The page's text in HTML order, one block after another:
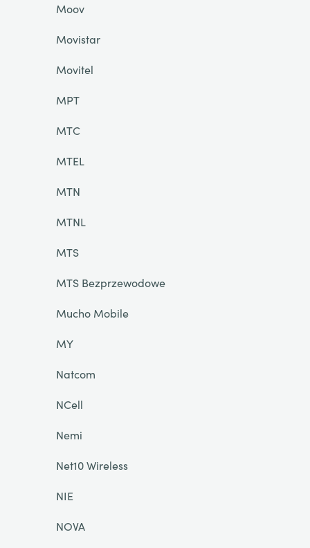
Moov
Movistar
Movitel
MPT
MTC
MTEL
MTN
MTNL
MTS
MTS Bezprzewodowe
Mucho Mobile
MY
Natcom
NCell
Nemi
Net10 Wireless
NIE
NOVA